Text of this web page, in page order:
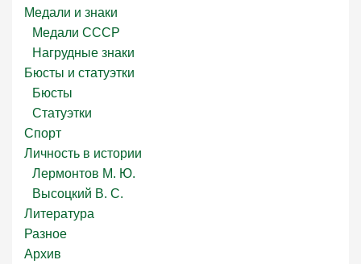
Медали и знаки
Медали СССР
Нагрудные знаки
Бюсты и статуэтки
Бюсты
Статуэтки
Спорт
Личность в истории
Лермонтов М. Ю.
Высоцкий В. С.
Литература
Разное
Архив